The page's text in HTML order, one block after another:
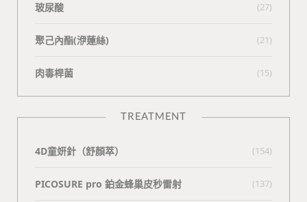
玻尿酸 (27)
聚己內酯(洢蓮絲) (21)
肉毒桿菌 (15)
TREATMENT
4D童妍針（舒顏萃） (154)
PICOSURE pro 鉑金蜂巢皮秒雷射 (137)